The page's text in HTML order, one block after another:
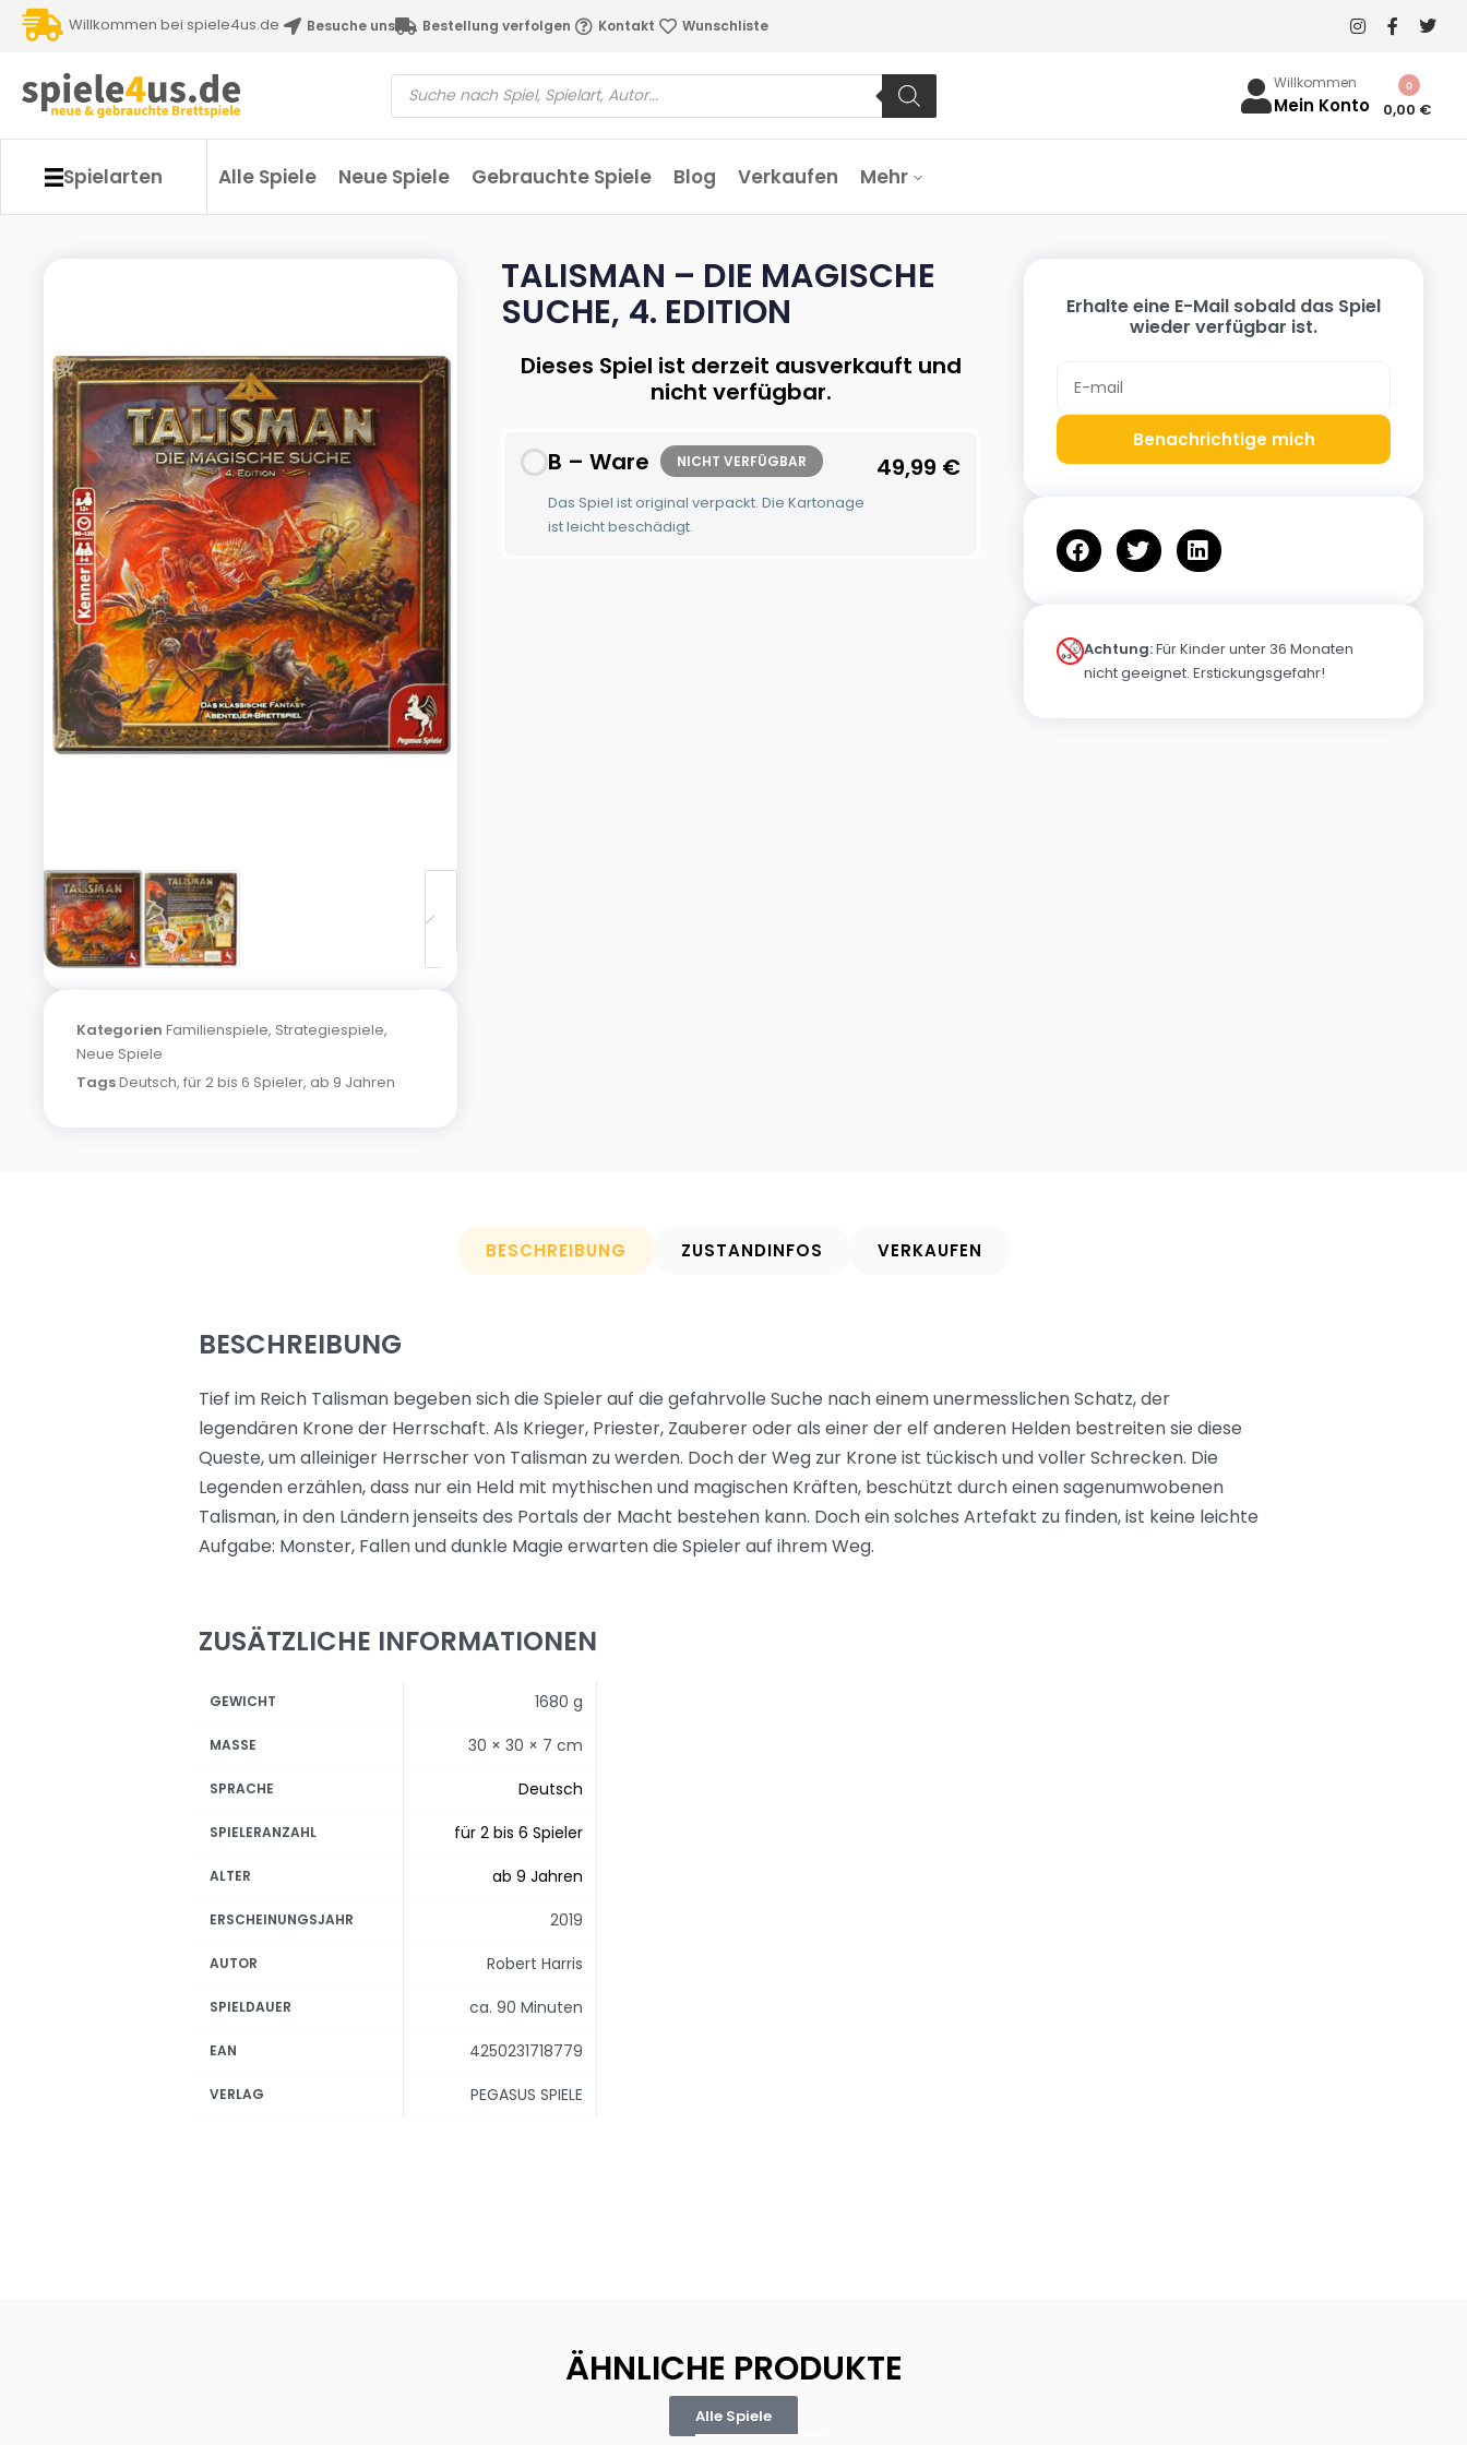
Willkommen bei spiele4us.de Besuche uns Bestellung verfolgen Kontakt Wunschliste
Willkommen
Mein Konto 0,00 €
0
Spielarten Alle Spiele Neue Spiele Gebrauchte Spiele Blog Verkaufen Mehr
Kategorien Familienspiele, Strategiespiele,
Neue Spiele
TagsDeutsch, für 2 bis 6 Spieler, ab 9 Jahren
TALISMAN – DIE MAGISCHE
SUCHE, 4. EDITION
Dieses Spiel ist derzeit ausverkauft und
nicht verfügbar.
B – Ware NICHT VERFÜGBAR
Das Spiel ist original verpackt. Die Kartonage
ist leicht beschädigt.
49,99 €
Erhalte eine E-Mail sobald das Spiel
wieder verfügbar ist.
Benachrichtige mich
Achtung:Für Kinder unter 36 Monaten
nicht geeignet. Erstickungsgefahr!
BESCHREIBUNG ZUSTANDINFOS VERKAUFEN
BESCHREIBUNG
Tief im Reich Talisman begeben sich die Spieler auf die gefahrvolle Suche nach einem unermesslichen Schatz, der
legendären Krone der Herrschaft. Als Krieger, Priester, Zauberer oder als einer der elf anderen Helden bestreiten sie diese
Queste, um alleiniger Herrscher von Talisman zu werden. Doch der Weg zur Krone ist tückisch und voller Schrecken. Die
Legenden erzählen, dass nur ein Held mit mythischen und magischen Kräften, beschützt durch einen sagenumwobenen
Talisman, in den Ländern jenseits des Portals der Macht bestehen kann. Doch ein solches Artefakt zu finden, ist keine leichte
Aufgabe: Monster, Fallen und dunkle Magie erwarten die Spieler auf ihrem Weg.
ZUSÄTZLICHE INFORMATIONEN
GEWICHT 1680 g
MASSE 30 × 30 × 7 cm
SPRACHE Deutsch
SPIELERANZAHL für 2 bis 6 Spieler
ALTER ab 9 Jahren
ERSCHEINUNGSJAHR 2019
AUTOR Robert Harris
SPIELDAUER ca. 90 Minuten
EAN 4250231718779
VERLAG PEGASUS SPIELE
ÄHNLICHE PRODUKTE
Alle Spiele